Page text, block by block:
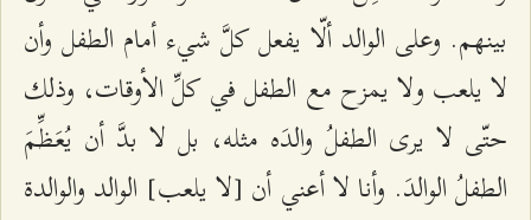
بينهم. وعلى الوالد ألّا يفعل كلَّ شيء أمام الطفل وأن
لا يلعب ولا يمزح مع الطفل في كلِّ الأوقات، وذلك
حتّى لا يرى الطفلُ والدَه مثله، بل لا بدَّ أن يُعَظِّمَ
الطفلُ الوالدَ. وأنا لا أعني أن [لا يلعب] الوالد والوالدة